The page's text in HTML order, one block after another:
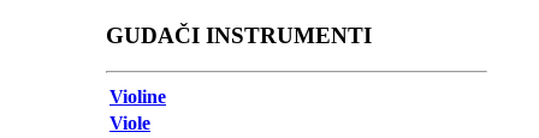
GUDAČI INSTRUMENTI
Violine
Viole